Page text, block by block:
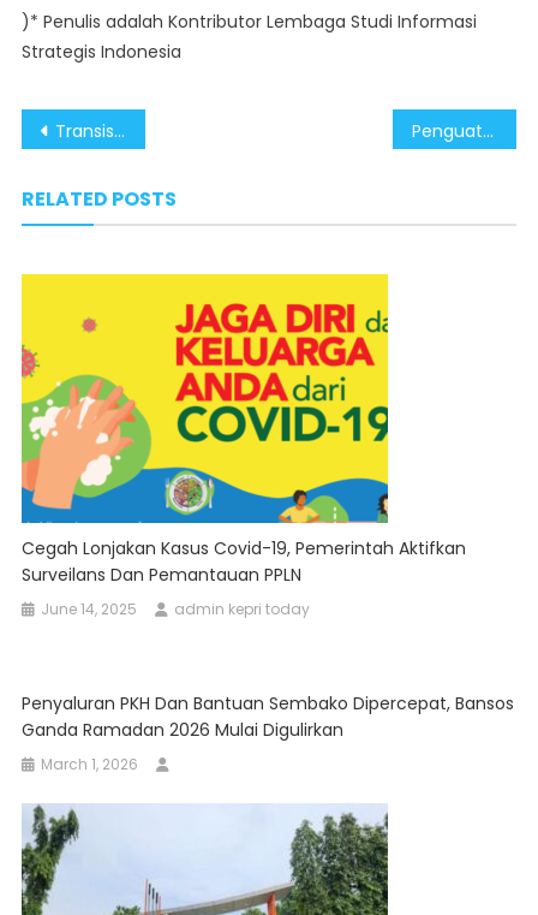
)* Penulis adalah Kontributor Lembaga Studi Informasi
Strategis Indonesia
Post
Transisi Energi Cepat Jadi Komitmen Pemerintah Wujudkan Pilar Swasembada Energi Nasional Penguatan Pondasi Fiskal Dorong Pertumbuhan Ekonomi Nasional
RELATED POSTS
Cegah Lonjakan Kasus Covid-19, Pemerintah Aktifkan
Surveilans Dan Pemantauan PPLN
June 14, 2025 admin kepri today
Penyaluran PKH Dan Bantuan Sembako Dipercepat, Bansos
Ganda Ramadan 2026 Mulai Digulirkan
March 1, 2026